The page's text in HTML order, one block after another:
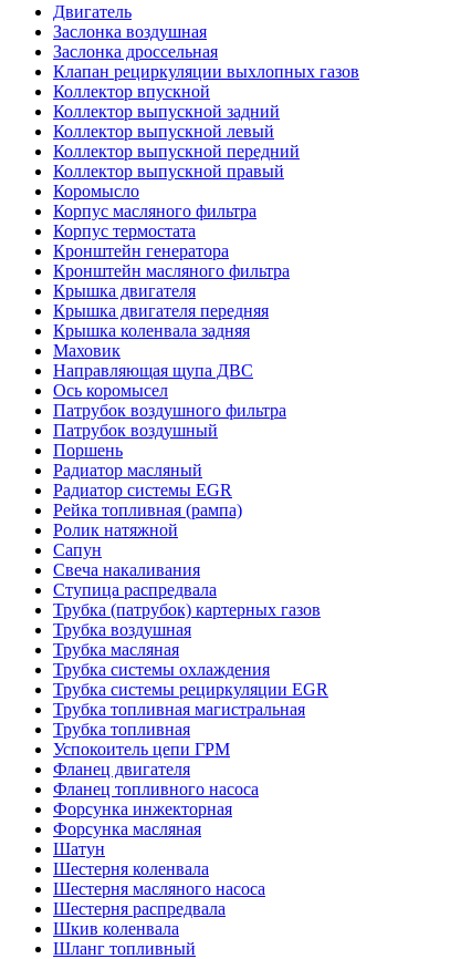
Двигатель
Заслонка воздушная
Заслонка дроссельная
Клапан рециркуляции выхлопных газов
Коллектор впускной
Коллектор выпускной задний
Коллектор выпускной левый
Коллектор выпускной передний
Коллектор выпускной правый
Коромысло
Корпус масляного фильтра
Корпус термостата
Кронштейн генератора
Кронштейн масляного фильтра
Крышка двигателя
Крышка двигателя передняя
Крышка коленвала задняя
Маховик
Направляющая щупа ДВС
Ось коромысел
Патрубок воздушного фильтра
Патрубок воздушный
Поршень
Радиатор масляный
Радиатор системы EGR
Рейка топливная (рампа)
Ролик натяжной
Сапун
Свеча накаливания
Ступица распредвала
Трубка (патрубок) картерных газов
Трубка воздушная
Трубка масляная
Трубка системы охлаждения
Трубка системы рециркуляции EGR
Трубка топливная магистральная
Трубка топливная
Успокоитель цепи ГРМ
Фланец двигателя
Фланец топливного насоса
Форсунка инжекторная
Форсунка масляная
Шатун
Шестерня коленвала
Шестерня масляного насоса
Шестерня распредвала
Шкив коленвала
Шланг топливный